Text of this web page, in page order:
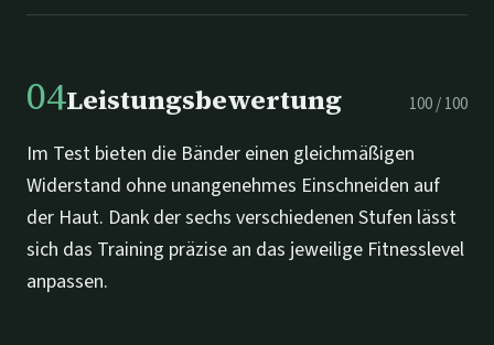
04Leistungsbewertung 100/100
Im Test bieten die Bänder einen gleichmäßigen
Widerstand ohne unangenehmes Einschneiden auf
der Haut. Dank der sechs verschiedenen Stufen lässt
sich das Training präzise an das jeweilige Fitnesslevel
anpassen.